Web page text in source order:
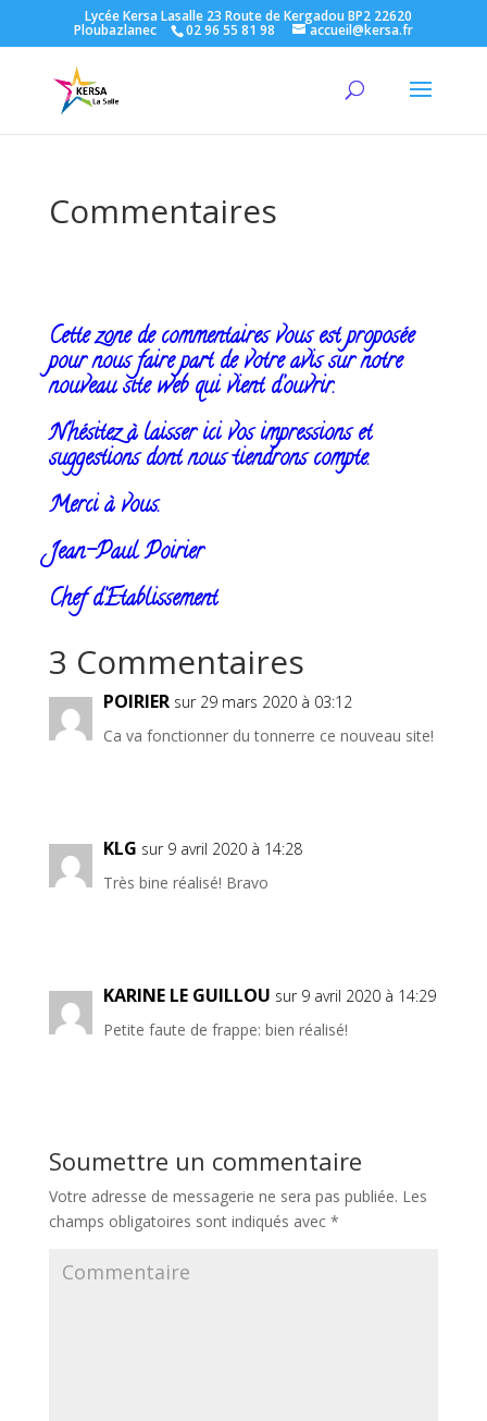
Lycée Kersa Lasalle 23 Route de Kergadou BP2 22620
Ploubazlanec 02 96 55 81 98 accueil@kersa.fr
Commentaires
Cette zone de commentaires vous est proposée
pour nous faire part de votre avis sur notre
nouveau site web qui vient d’ouvrir.
N’hésitez à laisser ici vos impressions et
suggestions dont nous tiendrons compte.
Merci à vous.
Jean-Paul Poirier
Chef d’Etablissement
3 Commentaires
POIRIER sur 29 mars 2020 à 03:12
Ca va fonctionner du tonnerre ce nouveau site!
KLG sur 9 avril 2020 à 14:28
Très bine réalisé! Bravo
KARINE LE GUILLOU sur 9 avril 2020 à 14:29
Petite faute de frappe: bien réalisé!
Soumettre un commentaire
Votre adresse de messagerie ne sera pas publiée. Les
champs obligatoires sont indiqués avec *